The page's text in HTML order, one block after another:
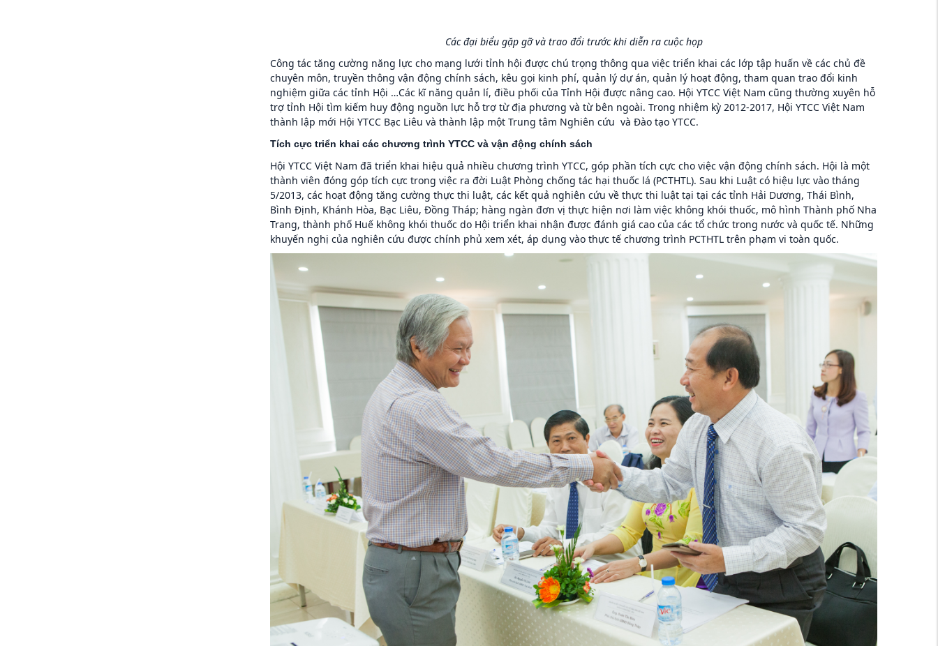
Các đại biểu gặp gỡ và trao đổi trước khi diễn ra cuộc họp
Công tác tăng cường năng lực cho mạng lưới tỉnh hội được chú trọng thông qua việc triển khai các lớp tập huấn về các chủ đề
chuyên môn, truyền thông vận động chính sách, kêu gọi kinh phí, quản lý dự án, quản lý hoạt động, tham quan trao đổi kinh
nghiệm giữa các tỉnh Hội …Các kĩ năng quản lí, điều phối của Tỉnh Hội được nâng cao. Hội YTCC Việt Nam cũng thường xuyên hỗ
trợ tỉnh Hội tìm kiếm huy động nguồn lực hỗ trợ từ địa phương và từ bên ngoài. Trong nhiệm kỳ 2012-2017, Hội YTCC Việt Nam
thành lập mới Hội YTCC Bạc Liêu và thành lập một Trung tâm Nghiên cứu và Đào tạo YTCC.
Tích cực triển khai các chương trình YTCC và vận động chính sách
Hội YTCC Việt Nam đã triển khai hiệu quả nhiều chương trình YTCC, góp phần tích cực cho việc vận động chính sách. Hội là một
thành viên đóng góp tích cực trong việc ra đời Luật Phòng chống tác hại thuốc lá (PCTHTL). Sau khi Luật có hiệu lực vào tháng
5/2013, các hoạt động tăng cường thực thi luật, các kết quả nghiên cứu về thực thi luật tại tại các tỉnh Hải Dương, Thái Bình,
Bình Định, Khánh Hòa, Bạc Liêu, Đồng Tháp; hàng ngàn đơn vị thực hiện nơi làm việc không khói thuốc, mô hình Thành phố Nha
Trang, thành phố Huế không khói thuốc do Hội triển khai nhận được đánh giá cao của các tổ chức trong nước và quốc tế. Những
khuyến nghị của nghiên cứu được chính phủ xem xét, áp dụng vào thực tế chương trình PCTHTL trên phạm vi toàn quốc.